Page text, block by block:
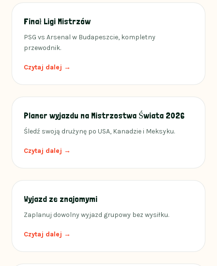
Finał Ligi Mistrzów
PSG vs Arsenal w Budapeszcie, kompletny
przewodnik.
Czytaj dalej →
Planer wyjazdu na Mistrzostwa Świata 2026
Śledź swoją drużynę po USA, Kanadzie i Meksyku.
Czytaj dalej →
Wyjazd ze znajomymi
Zaplanuj dowolny wyjazd grupowy bez wysiłku.
Czytaj dalej →